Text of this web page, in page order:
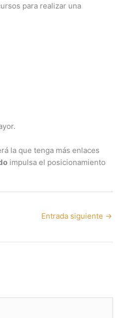
para realizar una
la que tenga más enlaces
impulsa el posicionamiento
Entrada siguiente →